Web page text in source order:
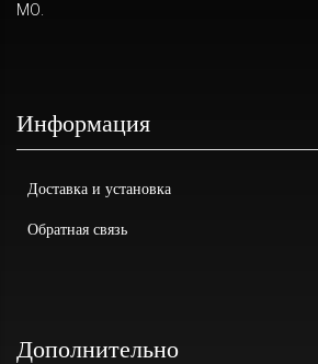
МО.
Информация
Доставка и установка
Обратная связь
Дополнительно